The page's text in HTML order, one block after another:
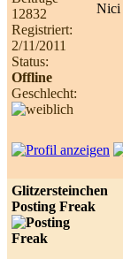
12832
Registriert:
2/11/2011
Status:
Offline
Geschlecht:
Nici
Glitzersteinchen
Posting Freak